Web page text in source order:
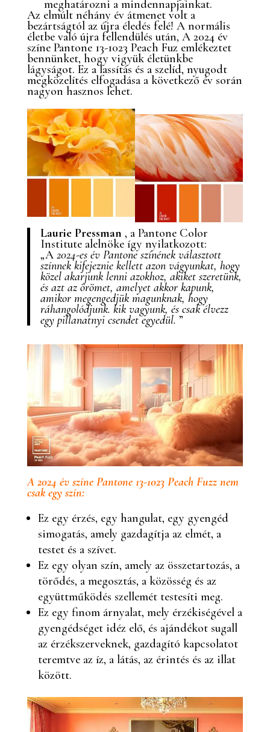
meghatározni a mindennapjainkat.
Az elmúlt néhány év átmenet volt a
bezártságtól az újra éledés felé! A normális
életbe való újra fellendülés után, A 2024 év
színe Pantone 13-1023 Peach Fuz emlékeztet
bennünket, hogy vigyük életünkbe
lágyságot. Ez a lassítás és a szelíd, nyugodt
megközelítés elfogadása a következő év során
nagyon hasznos lehet.
Laurie Pressman , a Pantone Color
Institute alelnöke így nyilatkozott:
„A2024-es év Pantone színének választott
színnek kifejeznie kellett azon vágyunkat, hogy
közel akarjunk lenni azokhoz, akiket szeretünk,
és azt az örömet, amelyet akkor kapunk,
amikor megengedjük magunknak, hogy
ráhangolódjunk. kik vagyunk, és csak élvezz
egy pillanatnyi csendet egyedül.”
A 2024 év színe Pantone 13-1023 Peach Fuzz nem
csak egy szín:
Ez egy érzés, egy hangulat, egy gyengéd
simogatás, amely gazdagítja az elmét, a
testet és a szívet.
Ez egy olyan szín, amely az összetartozás, a
törődés, a megosztás, a közösség és az
együttműködés szellemét testesíti meg.
Ez egy finom árnyalat, mely érzékiségével a
gyengédséget idéz elő, és ajándékot sugall
az érzékszerveknek, gazdagító kapcsolatot
teremtve az íz, a látás, az érintés és az illat
között.